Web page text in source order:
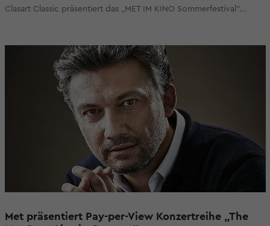
Clasart Classic präsentiert das „MET IM KINO Sommerfestival“...
Met präsentiert Pay-per-View Konzertreihe „The